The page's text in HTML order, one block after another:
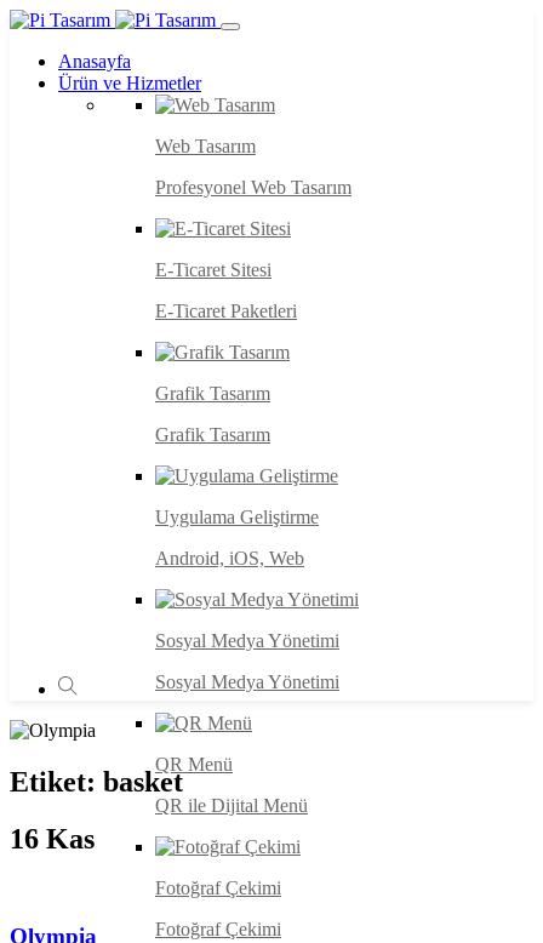
Anasayfa
Ürün ve Hizmetler
Web Tasarım
Profesyonel Web Tasarım
E-Ticaret Sitesi
E-Ticaret Paketleri
Grafik Tasarım
Grafik Tasarım
Uygulama Geliştirme
Android, iOS, Web
Sosyal Medya Yönetimi
Sosyal Medya Yönetimi
QR Menü
QR ile Dijital Menü
Fotoğraf Çekimi
Fotoğraf Çekimi
Etiket: basket
16 Kas
Olympia